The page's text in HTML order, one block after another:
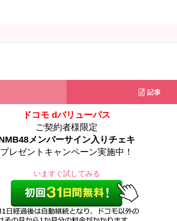
ドコモ dバリューパス
ご契約者様限定
メンバーサイン入りチェキ
プレゼントキャンペーン実施中！
いますぐ試してみる